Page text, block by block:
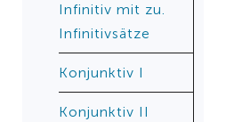
Infinitiv mit zu.
Infinitivsätze
Konjunktiv I
Konjunktiv II